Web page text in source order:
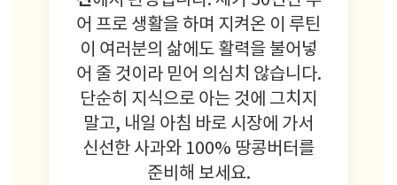
어 프로 생활을 하며 지켜온 이 루틴
이 여러분의 삶에도 활력을 불어넣
어 줄 것이라 믿어 의심치 않습니다.
단순히 지식으로 아는 것에 그치지
말고, 내일 아침 바로 시장에 가서
신선한 사과와 100% 땅콩버터를
준비해 보세요.